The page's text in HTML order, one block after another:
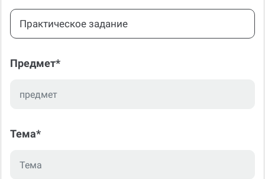
Практическое задание
Предмет*
Тема*